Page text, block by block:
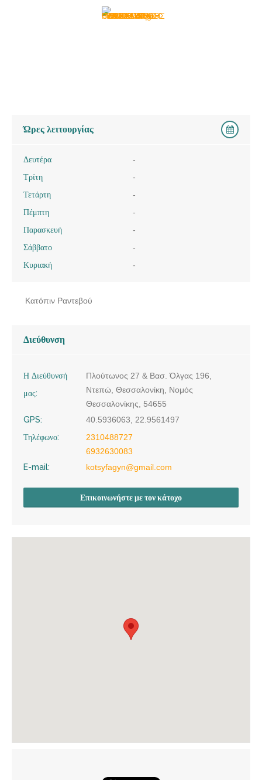
Ώρες λειτουργίας
Δευτέρα
-
Τρίτη
-
Τετάρτη
-
Πέμπτη
-
Παρασκευή
-
Σάββατο
-
Κυριακή
-
Κατόπιν Ραντεβού
Διεύθυνση
Η Διεύθυνσή
μας:
Πλούτωνος 27 & Βασ. Όλγας 196,
Ντεπώ, Θεσσαλονίκη, Νομός
Θεσσαλονίκης, 54655
GPS:
40.5936063, 22.9561497
Τηλέφωνο:
2310488727
6932630083
E-mail:
kotsyfagyn@gmail.com
Επικοινωνήστε με τον κάτοχο